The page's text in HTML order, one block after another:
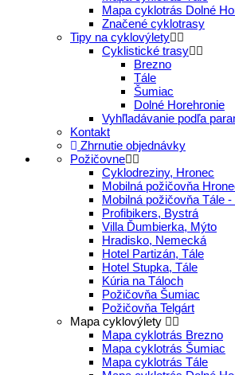
Mapa cyklotrás Dolné
Značené cyklotrasy
Tipy na cyklovýlety
Cyklistické trasy
Brezno
Tále
Šumiac
Dolné Horehronie
Vyhľladávanie podľa
Kontakt
Zhrnutie objednávky
Požičovne
Cyklodreziny, Hronec
Mobilná požičovňa
Mobilná požičovňa Tále
Profibikers, Bystrá
Villa Ďumbierka, Mýto
Hradisko, Nemecká
Hotel Partizán, Tále
Hotel Stupka, Tále
Kúria na Táloch
Požičovňa Šumiac
Požičovňa Telgárt
Mapa cyklovýlety
Mapa cyklotrás Brezno
Mapa cyklotrás Šumiac
Mapa cyklotrás Tále